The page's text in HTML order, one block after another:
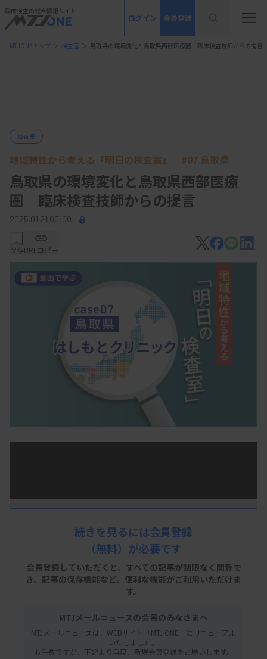
臨床検査の総合情報サイト
ログイン 会員登録
MTJONEトップ ＞ 検査室 ＞ 鳥取県の環境変化と鳥取県西部医療圏 臨床検査技師からの提言
検査室
地域特性から考える「明日の検査室」 #07 鳥取県
鳥取県の環境変化と鳥取県西部医療
圏 臨床検査技師からの提言
2025.01.21 00:00
保存URLコピー
の変動といった、地域特性を踏まえた戦略が重要に
地域特性から考える「明日の検査室」は、日本臨床
衛生検査技師会の医療技術部門管理資格認定・医療
管理者資格認定を取得した演者が、所属する施設の
に必要な視点や備えを解説する企画です。
企画は、各地域の実情や課題に関するスライドを見
続きを見るには会員登録
（無料）が必要です
会員登録していただくと、すべての記事が制限なく閲覧で
き、 記事の保存機能など、便利な機能がご利用いただけま
す。
MTJメールニュースの会員のみなさまへ
MTJメールニュースは、WEBサイト「MTJ ONE」にリニューアル
いたしました。
お手数ですが、下記より再度、新規会員登録をお願いします。